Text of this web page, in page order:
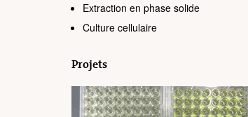
Extraction en phase solide
Culture cellulaire
Projets